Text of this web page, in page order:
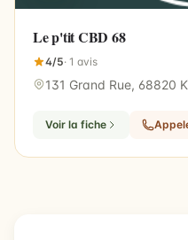
Le p'tit CBD 68
4/5· 1 avis
131 Grand Rue, 68820
Voir la fiche